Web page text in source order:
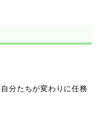
分たちが変わりに任務